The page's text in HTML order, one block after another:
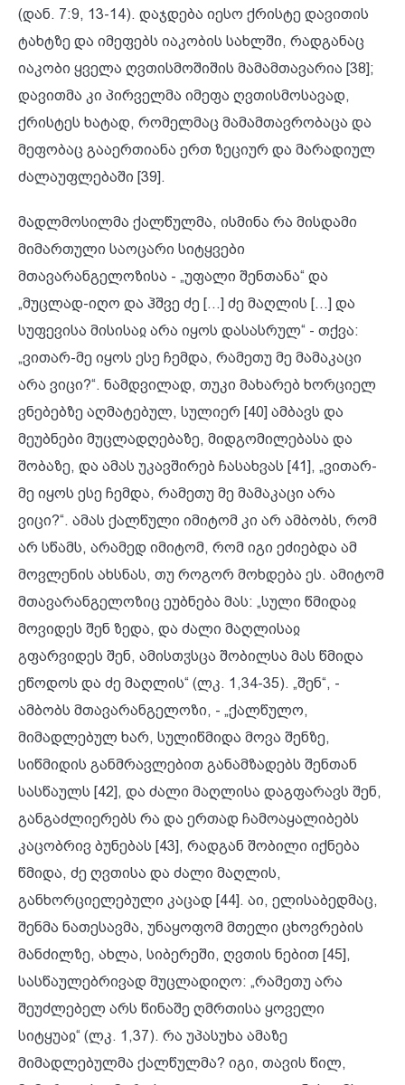
(დან. 7:9, 13-14). დაჯდება იესო ქრისტე დავითის
ტახტზე და იმეფებს იაკობის სახლში, რადგანაც
იაკობი ყველა ღვთისმოშიშის მამამთავარია [38];
დავითმა კი პირველმა იმეფა ღვთისმოსავად,
ქრისტეს ხატად, რომელმაც მამამთავრობაცა და
მეფობაც გააერთიანა ერთ ზეციურ და მარადიულ
ძალაუფლებაში [39].
მადლმოსილმა ქალწულმა, ისმინა რა მისდამი
მიმართული საოცარი სიტყვები
მთავარანგელოზისა - „უფალი შენთანა“ და
„მუცლად-იღო და ჰშვე ძე [...] ძე მაღლის [...] და
სუფევისა მისისაჲ არა იყოს დასასრულ“ - თქვა:
„ვითარ-მე იყოს ესე ჩემდა, რამეთუ მე მამაკაცი
არა ვიცი?“. ნამდვილად, თუკი მახარებ ხორციელ
ვნებებზე აღმატებულ, სულიერ [40] ამბავს და
მეუბნები მუცლადღებაზე, მიდგომილებასა და
შობაზე, და ამას უკავშირებ ჩასახვას [41], „ვითარ-
მე იყოს ესე ჩემდა, რამეთუ მე მამაკაცი არა
ვიცი?“. ამას ქალწული იმიტომ კი არ ამბობს, რომ
არ სწამს, არამედ იმიტომ, რომ იგი ეძიებდა ამ
მოვლენის ახსნას, თუ როგორ მოხდება ეს. ამიტომ
მთავარანგელოზიც ეუბნება მას: „სული წმიდაჲ
მოვიდეს შენ ზედა, და ძალი მაღლისაჲ
გფარვიდეს შენ, ამისთჳსცა შობილსა მას წმიდა
ეწოდოს და ძე მაღლის“ (ლკ. 1,34-35). „შენ“, -
ამბობს მთავარანგელოზი, - „ქალწულო,
მიმადლებულ ხარ, სულიწმიდა მოვა შენზე,
სიწმიდის განმრავლებით განამზადებს შენთან
სასწაულს [42], და ძალი მაღლისა დაგფარავს შენ,
განგაძლიერებს რა და ერთად ჩამოაყალიბებს
კაცობრივ ბუნებას [43], რადგან შობილი იქნება
წმიდა, ძე ღვთისა და ძალი მაღლის,
განხორციელებული კაცად [44]. აი, ელისაბედმაც,
შენმა ნათესავმა, უნაყოფომ მთელი ცხოვრების
მანძილზე, ახლა, სიბერეში, ღვთის ნებით [45],
სასწაულებრივად მუცლადიღო: „რამეთუ არა
შეუძლებელ არს წინაშე ღმრთისა ყოველი
სიტყუაჲ“ (ლკ. 1,37). რა უპასუხა ამაზე
მიმადლებულმა ქალწულმა? იგი, თავის წილ,